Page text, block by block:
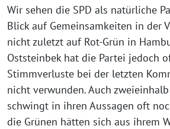
Wir sehen die SPD als natürliche
Blick auf Gemeinsamkeiten in der
nicht zuletzt auf Rot-Grün in
Oststeinbek hat die Partei jedoch
Stimmverluste bei der letzten
nicht verwunden. Auch zweieinhalb
schwingt in ihren Aussagen oft
die Grünen hätten sich aus ihrem